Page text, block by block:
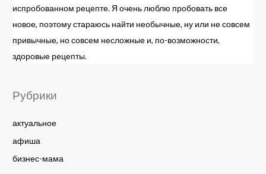
испробованном рецепте. Я очень люблю пробовать все
новое, поэтому стараюсь найти необычные, ну или не совсем
привычные, но совсем несложные и, по-возможности,
здоровые рецепты.
Рубрики
актуальное
афиша
бизнес-мама